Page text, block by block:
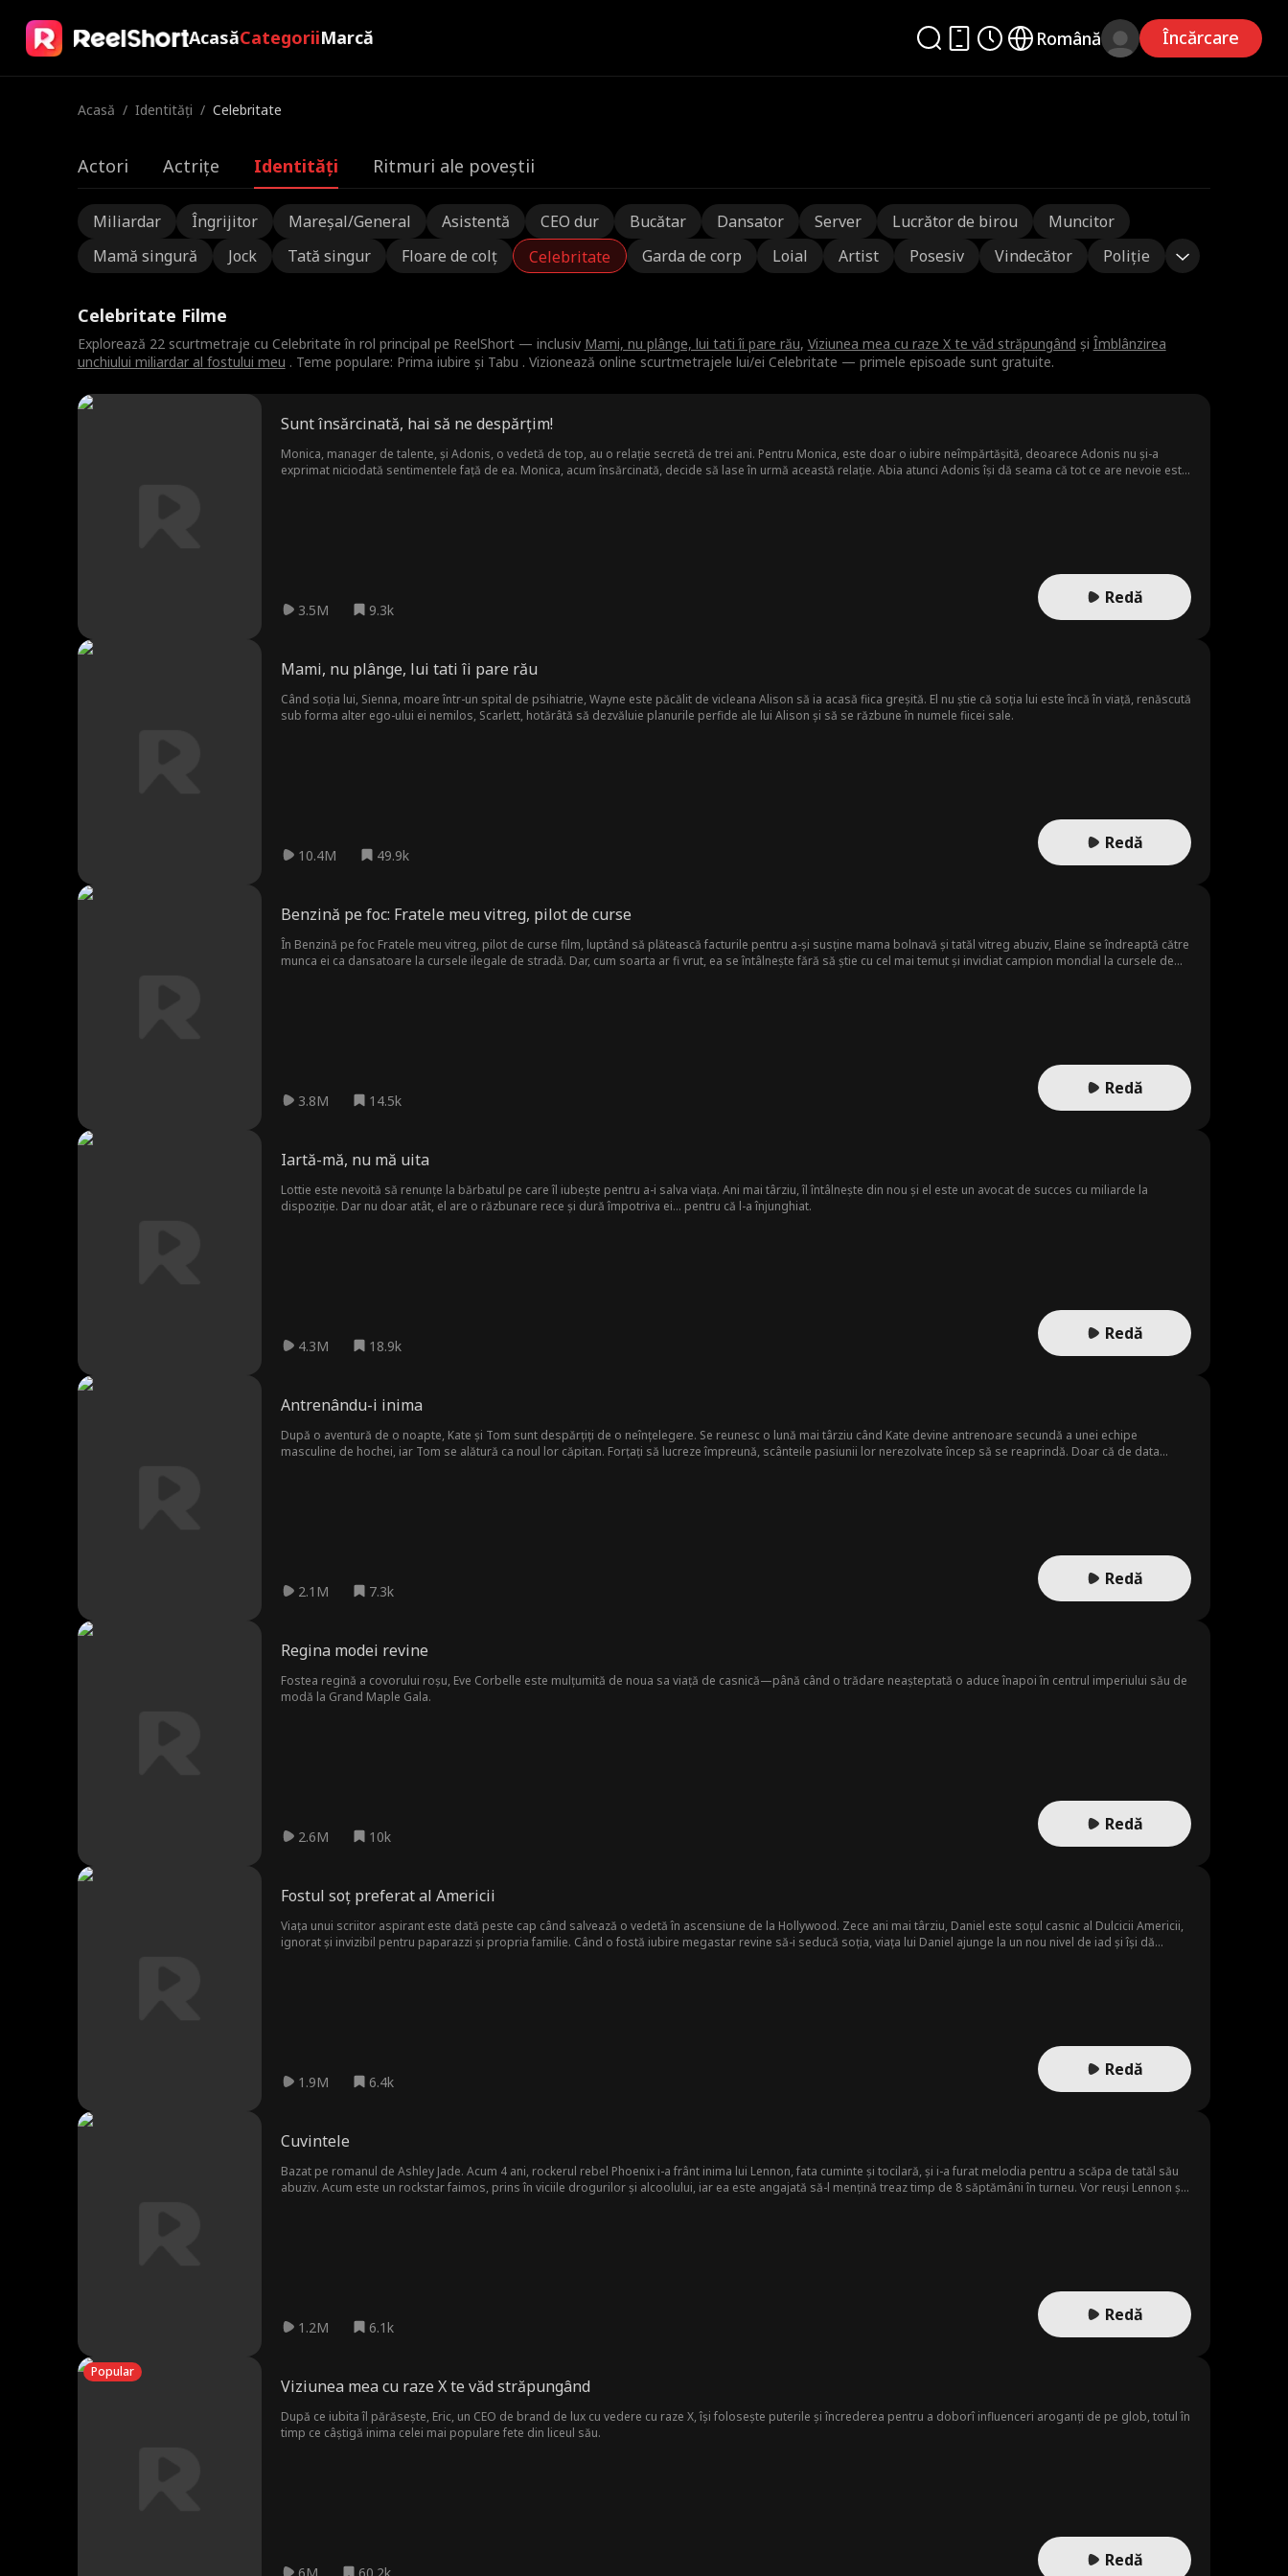
AcasăCategoriiMarcă Română Încărcare
Acasă / Identități / Celebritate
Actori Actrițe Identități Ritmuri ale poveștii
Miliardar Îngrijitor Mareșal/General Asistentă CEO dur Bucătar Dansator Server Lucrător de birou
Muncitor
Mamă singură
Jock Tată singur Floare de colț Celebritate Garda de corp Loial Artist Posesiv Vindecător Poliție
Celebritate Filme
Explorează 22 scurtmetraje cu Celebritate în rol principal pe ReelShort — inclusiv Mami, nu plânge, lui tati îi pare rău, Viziunea mea cu raze X te văd străpungând și Îmblânzirea
unchiului miliardar al fostului meu . Teme populare: Prima iubire și Tabu . Vizionează online scurtmetrajele lui/ei Celebritate — primele episoade sunt gratuite.
Sunt însărcinată, hai să ne despărțim!
Monica, manager de talente, și Adonis, o vedetă de top, au o relație secretă de trei ani. Pentru Monica, este doar o iubire neîmpărtășită, deoarece Adonis nu și-a
exprimat niciodată sentimentele față de ea. Monica, acum însărcinată, decide să lase în urmă această relație. Abia atunci Adonis își dă seama că tot ce are nevoie este
3.5M 9.3k
Redă
Mami, nu plânge, lui tati îi pare rău
Când soția lui, Sienna, moare într-un spital de psihiatrie, Wayne este păcălit de vicleana Alison să ia acasă fiica greșită. El nu știe că soția lui este încă în viață, renăscută
sub forma alter ego-ului ei nemilos, Scarlett, hotărâtă să dezvăluie planurile perfide ale lui Alison și să se răzbune în numele fiicei sale.
10.4M 49.9k
Redă
Benzină pe foc: Fratele meu vitreg, pilot de curse
În Benzină pe foc Fratele meu vitreg, pilot de curse film, luptând să plătească facturile pentru a-și susține mama bolnavă și tatăl vitreg abuziv, Elaine se îndreaptă către
munca ei ca dansatoare la cursele ilegale de stradă. Dar, cum soarta ar fi vrut, ea se întâlnește fără să știe cu cel mai temut și invidiat campion mondial la cursele de
3.8M 14.5k
Redă
Iartă-mă, nu mă uita
Lottie este nevoită să renunțe la bărbatul pe care îl iubește pentru a-i salva viața. Ani mai târziu, îl întâlnește din nou și el este un avocat de succes cu miliarde la
dispoziție. Dar nu doar atât, el are o răzbunare rece și dură împotriva ei... pentru că l-a înjunghiat.
4.3M 18.9k
Redă
Antrenându-i inima
După o aventură de o noapte, Kate și Tom sunt despărțiți de o neînțelegere. Se reunesc o lună mai târziu când Kate devine antrenoare secundă a unei echipe
masculine de hochei, iar Tom se alătură ca noul lor căpitan. Forțați să lucreze împreună, scânteile pasiunii lor nerezolvate încep să se reaprindă. Doar că de data
2.1M 7.3k
Redă
Regina modei revine
Fostea regină a covorului roșu, Eve Corbelle este mulțumită de noua sa viață de casnică—până când o trădare neașteptată o aduce înapoi în centrul imperiului său de
modă la Grand Maple Gala.
2.6M 10k
Redă
Fostul soț preferat al Americii
Viața unui scriitor aspirant este dată peste cap când salvează o vedetă în ascensiune de la Hollywood. Zece ani mai târziu, Daniel este soțul casnic al Dulcicii Americii,
ignorat și invizibil pentru paparazzi și propria familie. Când o fostă iubire megastar revine să-i seducă soția, viața lui Daniel ajunge la un nou nivel de iad și își dă
1.9M 6.4k
Redă
Cuvintele
Bazat pe romanul de Ashley Jade. Acum 4 ani, rockerul rebel Phoenix i-a frânt inima lui Lennon, fata cuminte și tocilară, și i-a furat melodia pentru a scăpa de tatăl său
abuziv. Acum este un rockstar faimos, prins în viciile drogurilor și alcoolului, iar ea este angajată să-l mențină treaz timp de 8 săptămâni în turneu. Vor reuși Lennon și
1.2M 6.1k
Redă
Popular
Viziunea mea cu raze X te văd străpungând
După ce iubita îl părăsește, Eric, un CEO de brand de lux cu vedere cu raze X, își folosește puterile și încrederea pentru a doborî influenceri aroganți de pe glob, totul în
timp ce câștigă inima celei mai populare fete din liceul său.
6M 60.2k
Redă